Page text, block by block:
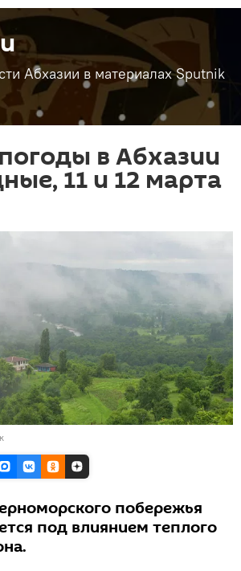
Абхазии в материалах Sputnik
в Абхазии
11 и 12 марта
побережья
под влиянием теплого